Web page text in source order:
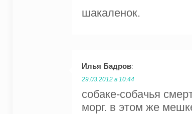
шакаленок.
Илья Бадров:
29.03.2012 в 10:44
собаке-собачья
морг. в этом же